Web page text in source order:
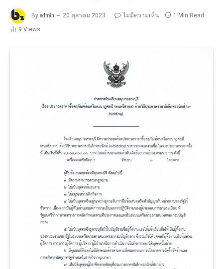
By admin 20 ตุลาคม 2023 ไม่มีความเห็น
1 Min Read
9 Views